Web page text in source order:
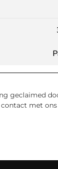
geclaimed
met ons